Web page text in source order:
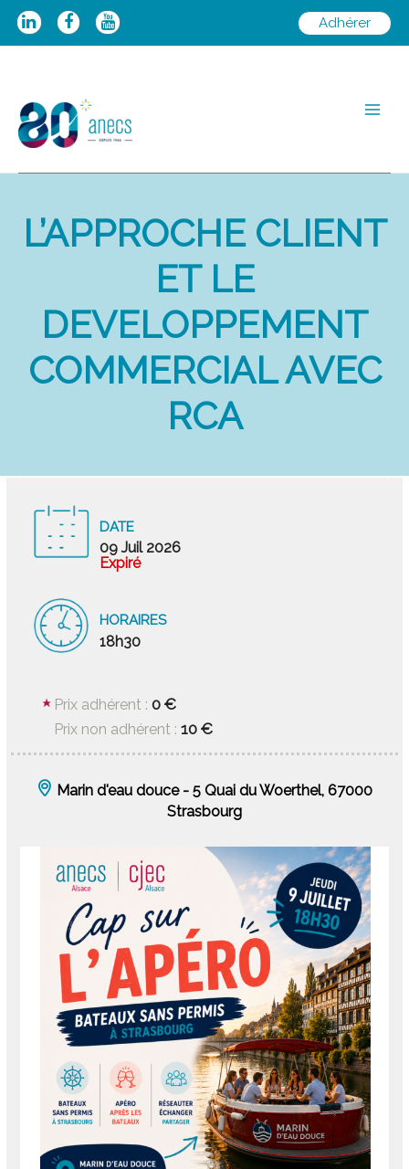
Aller
Adhérer
L’APPROCHE CLIENT
ET LE
DEVELOPPEMENT
COMMERCIAL AVEC
RCA
DATE
09 Juil 2026
Expiré
HORAIRES
18h30
Prix adhérent :0 €
Prix non adhérent :10 €
Marin d'eau douce - 5 Quai du Woerthel, 67000
Strasbourg